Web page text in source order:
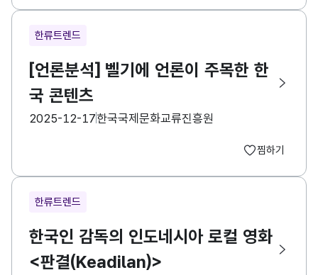
한류트렌드
[언론분석] 벨기에 언론이 주목한 한
국 콘텐츠
등록일
2025-12-17수집기관한국국제문화교류진흥원
찜하기
한류트렌드
한국인 감독의 인도네시아 로컬 영화
<판결(Keadilan)>